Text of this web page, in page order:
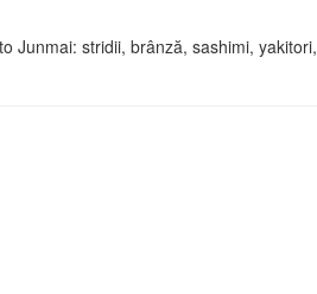
Junmai: stridii, brânză, sashimi, yakitori,